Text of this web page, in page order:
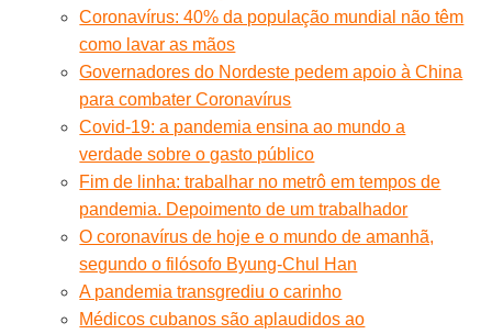
Coronavírus: 40% da população mundial não têm
como lavar as mãos
Governadores do Nordeste pedem apoio à China
para combater Coronavírus
Covid-19: a pandemia ensina ao mundo a
verdade sobre o gasto público
Fim de linha: trabalhar no metrô em tempos de
pandemia. Depoimento de um trabalhador
O coronavírus de hoje e o mundo de amanhã,
segundo o filósofo Byung-Chul Han
A pandemia transgrediu o carinho
Médicos cubanos são aplaudidos ao